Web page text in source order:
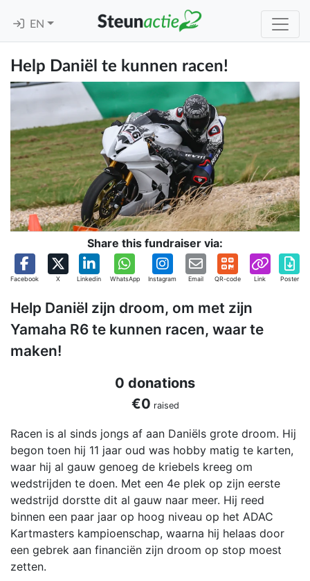
EN
Help Daniël te kunnen racen!
Share this fundraiser via:
Facebook X Linkedin WhatsApp Instagram Email QR-code Link Poster
Help Daniël zijn droom, om met zijn
Yamaha R6 te kunnen racen, waar te
maken!
0 donations
€0 raised
Racen is al sinds jongs af aan Daniëls grote droom. Hij
begon toen hij 11 jaar oud was hobby matig te karten,
waar hij al gauw genoeg de kriebels kreeg om
wedstrijden te doen. Met een 4e plek op zijn eerste
wedstrijd dorstte dit al gauw naar meer. Hij reed
binnen een paar jaar op hoog niveau op het ADAC
Kartmasters kampioenschap, waarna hij helaas door
een gebrek aan financiën zijn droom op stop moest
zetten.